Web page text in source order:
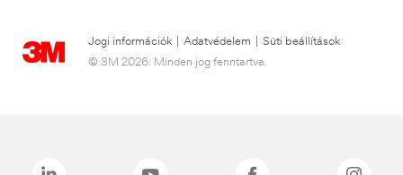
Jogi információk Adatvédelem
Süti beállítások
© 3M 2026. Minden jog fenntartva.